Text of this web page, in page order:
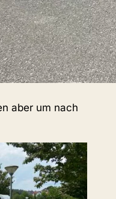
aber um nach